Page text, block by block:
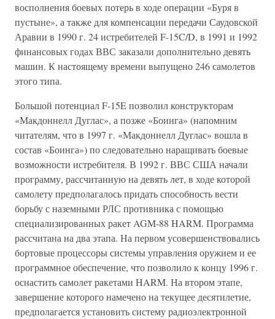
восполнения боевых потерь в ходе операции «Буря в
пустыне», а также для компенсации передачи Саудовской
Аравии в 1990 г. 24 истребителей F-15C/D, в 1991 и 1992
финансовых годах ВВС заказали дополнительно девять
машин. К настоящему времени выпущено 246 самолетов
этого типа.
Большой потенциал F-15E позволил конструкторам
«Макдоннелл Дуглас», а позже «Боинга» (напомним
читателям, что в 1997 г. «Макдоннелл Дуглас» вошла в
состав «Боинга») по следовательно наращивать боевые
возможности истребителя. В 1992 г. ВВС США начали
программу, рассчитанную на девять лет, в ходе которой
самолету предполагалось придать способность вести
борьбу с наземными РЛС противника с помощью
специализированных ракет AGM-88 HARM. Программа
рассчитана на два этапа. На первом усовершенствовались
бортовые процессоры системы управления оружием и ее
программное обеспечение, что позволило к концу 1996 г.
оснастить самолет ракетами HARM. На втором этапе,
завершение которого намечено на текущее десятилетие,
предполагается установить систему радиоэлектронной